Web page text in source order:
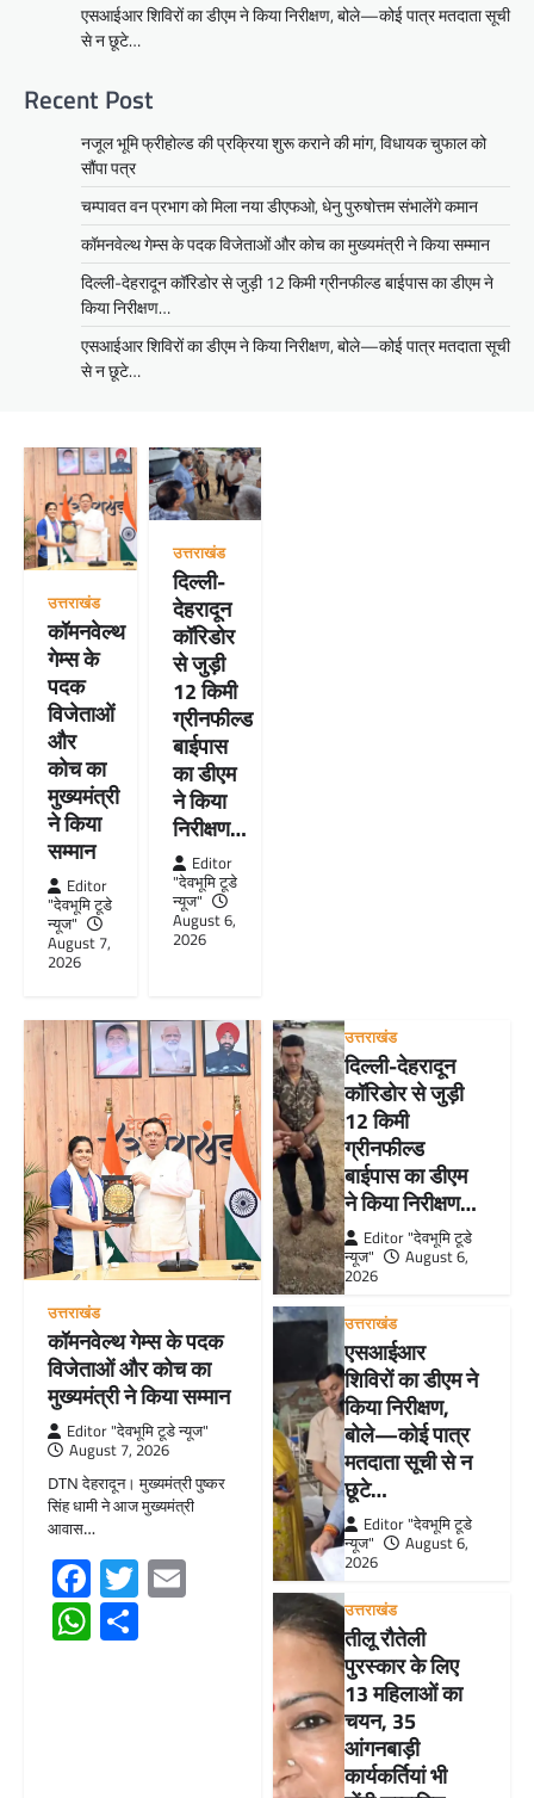
एसआईआर शिविरों का डीएम ने किया निरीक्षण, बोले—कोई पात्र मतदाता सूची
से न छूटे…
Recent Post
नजूल भूमि फ्रीहोल्ड की प्रक्रिया शुरू कराने की मांग, विधायक चुफाल को
सौंपा पत्र
चम्पावत वन प्रभाग को मिला नया डीएफओ, धेनु पुरुषोत्तम संभालेंगे कमान
कॉमनवेल्थ गेम्स के पदक विजेताओं और कोच का मुख्यमंत्री ने किया सम्मान
दिल्ली-देहरादून कॉरिडोर से जुड़ी 12 किमी ग्रीनफील्ड बाईपास का डीएम ने
किया निरीक्षण…
एसआईआर शिविरों का डीएम ने किया निरीक्षण, बोले—कोई पात्र मतदाता सूची
से न छूटे…
उत्तराखंड
कॉमनवेल्थ
गेम्स के
पदक
विजेताओं
और
कोच का
मुख्यमंत्री
ने किया
सम्मान
Editor
"देवभूमि टूडे
न्यूज"
August 7,
2026
उत्तराखंड
दिल्ली-
देहरादून
कॉरिडोर
से जुड़ी
12 किमी
ग्रीनफील्ड
बाईपास
का डीएम
ने किया
निरीक्षण…
Editor
"देवभूमि टूडे
न्यूज"
August 6,
2026
उत्तराखंड
कॉमनवेल्थ गेम्स के पदक
विजेताओं और कोच का
मुख्यमंत्री ने किया सम्मान
Editor "देवभूमि टूडे न्यूज"
August 7, 2026
DTN देहरादून। मुख्यमंत्री पुष्कर
सिंह धामी ने आज मुख्यमंत्री
आवास…
Facebook
TwitterEmail
WhatsApp
उत्तराखंड
दिल्ली-देहरादून
कॉरिडोर से जुड़ी
12 किमी
ग्रीनफील्ड
बाईपास का डीएम
ने किया निरीक्षण…
Editor "देवभूमि टूडे
न्यूज"
August 6,
2026
उत्तराखंड
एसआईआर
शिविरों का डीएम ने
किया निरीक्षण,
बोले—कोई पात्र
मतदाता सूची से न
छूटे…
Editor "देवभूमि टूडे
न्यूज"
August 6,
2026
उत्तराखंड
तीलू रौतेली
पुरस्कार के लिए
13 महिलाओं का
चयन, 35
आंगनबाड़ी
कार्यकर्तियां भी